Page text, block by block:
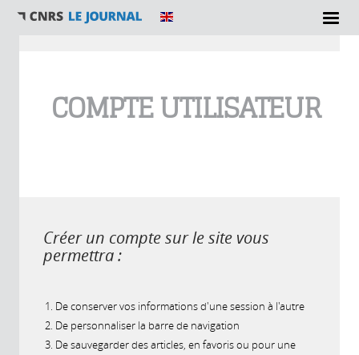
COMPTE UTILISATEUR
Créer un compte sur le site vous
permettra :
De conserver vos informations d'une session à l'autre
De personnaliser la barre de navigation
De sauvegarder des articles, en favoris ou pour une